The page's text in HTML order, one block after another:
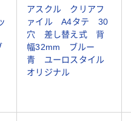
アスクル クリアフ
ァイル A4タテ 30
穴 差し替え式 背
幅32mm ブルー
青 ユーロスタイル
オリジナル